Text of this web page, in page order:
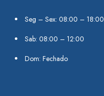
Seg – Sex: 08:00 – 18:00
Sab: 08:00 – 12:00
Dom: Fechado